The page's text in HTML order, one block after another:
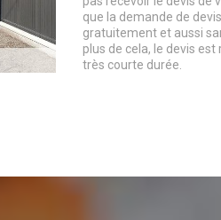
que la demande de
gratuitement et aussi
plus de cela, le devis
très courte durée.